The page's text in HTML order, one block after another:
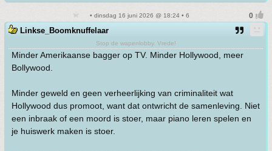
• dinsdag 16 juni 2026 @ 18:24 • 6
Linkse_Boomknuffelaar
Stop de wapenlobby. Vrede!
Minder Amerikaanse bagger op TV. Minder Hollywood, meer
Bollywood.
Minder geweld en geen verheerlijking van criminaliteit wat
Hollywood dus promoot, want dat ontwricht de samenleving. Niet
een inbraak of een moord is stoer, maar piano leren spelen en
je huiswerk maken is stoer.